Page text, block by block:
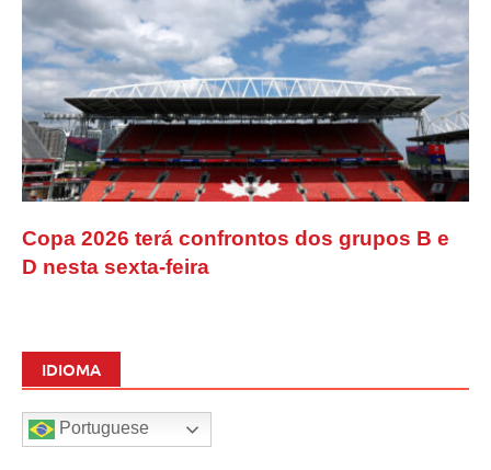
Copa 2026 terá confrontos dos grupos B e
D nesta sexta-feira
IDIOMA
Portuguese